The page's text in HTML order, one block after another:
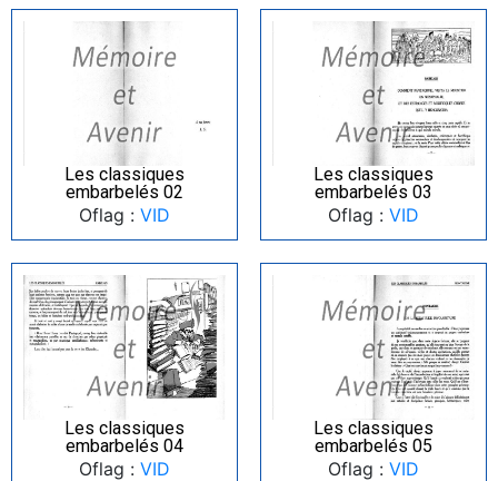
Les classiques
embarbelés 02
Oflag : VID
Les classiques
embarbelés 03
Oflag : VID
Les classiques
embarbelés 04
Oflag : VID
Les classiques
embarbelés 05
Oflag : VID